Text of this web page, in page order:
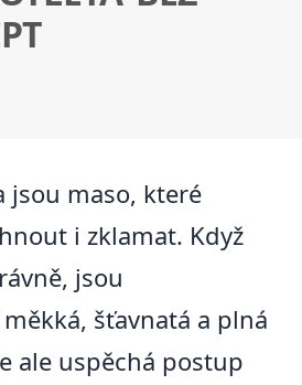
jsou maso, které
i zklamat. Když
jsou
šťavnatá a plná
ale uspěchá postup